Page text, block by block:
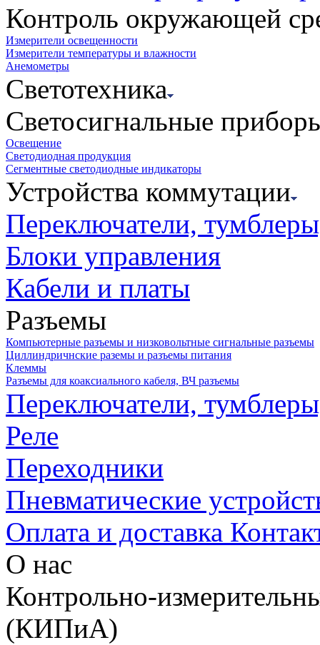
Контроль окружающей
Измерители освещенности
Измерители температуры и влажности
Анемометры
Светотехника
Светосигнальные
Освещение
Светодиодная продукция
Сегментные светодиодные индикаторы
Устройства коммутации
Переключатели,
Блоки управления
Кабели и платы
Разъемы
Компьютерные разъемы и низковольтные сигнальные разъемы
Циллиндричнские раземы и разъемы питания
Клеммы
Разъемы для коаксиального кабеля, ВЧ разъемы
Переключатели,
Реле
Переходники
Пневматические
Оплата и доставка
О нас
Контрольно-
(КИПиА)